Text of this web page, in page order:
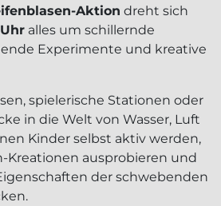
Aktion dreht sich
alles um schillernde
Experimente und kreative
spielerische Stationen oder
in die Welt von Wasser, Luft
Kinder selbst aktiv werden,
Kreationen ausprobieren und
der schwebenden